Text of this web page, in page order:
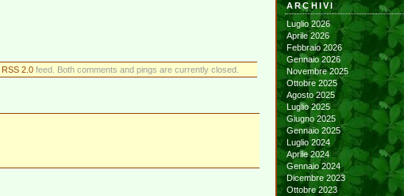
RSS 2.0feed. Both comments and pings are currently closed.
ARCHIVI
Luglio 2026
Aprile 2026
Febbraio 2026
Gennaio 2026
Novembre 2025
Ottobre 2025
Agosto 2025
Luglio 2025
Giugno 2025
Gennaio 2025
Luglio 2024
Aprile 2024
Gennaio 2024
Dicembre 2023
Ottobre 2023